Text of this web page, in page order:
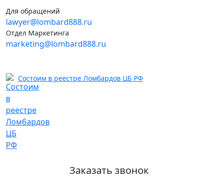
Для обращений
lawyer@lombard888.ru
Отдел Маркетинга
marketing@lombard888.ru
Состоим в реестре Ломбардов ЦБ РФ
Заказать звонок